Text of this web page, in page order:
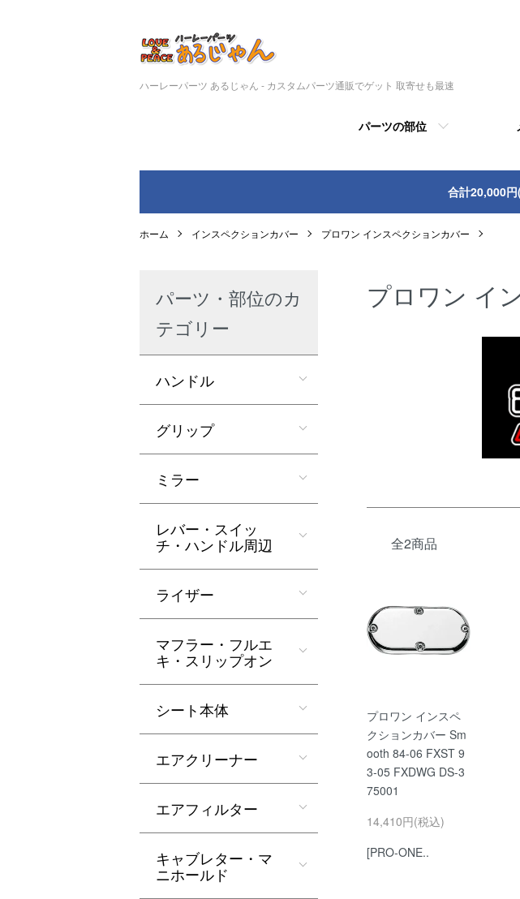
ハーレーパーツ あるじゃん - カスタムパーツ通販でゲット 取寄せも最速
パーツの部位
合計20,000
ホーム インスペクションカバー プロワン インスペクションカバー
プロワン イ
全2商品
プロワン インスペ
クションカバー Sm
ooth 84-06 FXST 9
3-05 FXDWG DS-3
75001
14,410円(税込)
[PRO-ONE..
パーツ・部位のカ
テゴリー
ハンドル
グリップ
ミラー
レバー・スイッ
チ・ハンドル周辺
ライザー
マフラー・フルエ
キ・スリップオン
シート本体
エアクリーナー
エアフィルター
キャブレター・マ
ニホールド